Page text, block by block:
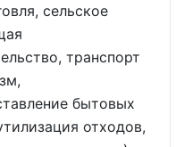
сельское
транспорт
бытовых
отходов,